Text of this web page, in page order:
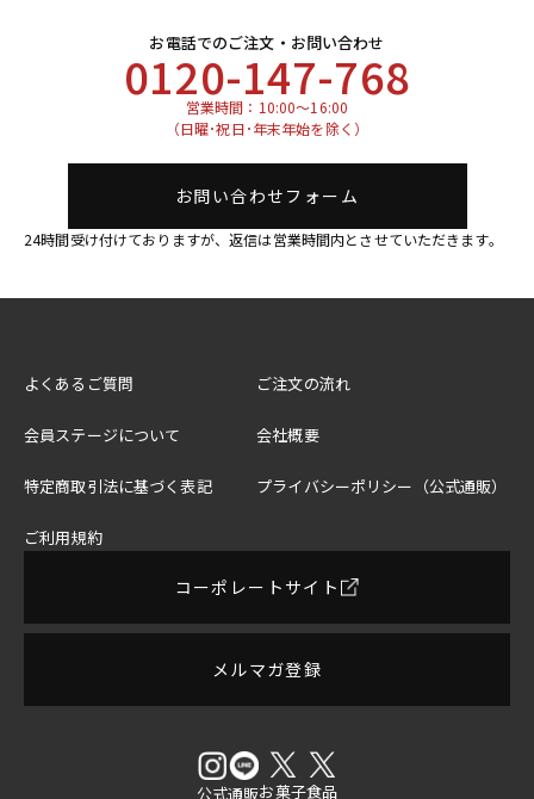
お電話でのご注文・お問い合わせ
0120-147-768
営業時間：10:00～16:00
（日曜･祝日･年末年始を除く）
お問い合わせフォーム
24時間受け付けておりますが、返信は営業時間内とさせていただきます。
よくあるご質問 ご注文の流れ
会員ステージについて 会社概要
特定商取引法に基づく表記 プライバシーポリシー（公式通販）
ご利用規約
コーポレートサイト
メルマガ登録
公式通販お菓子食品